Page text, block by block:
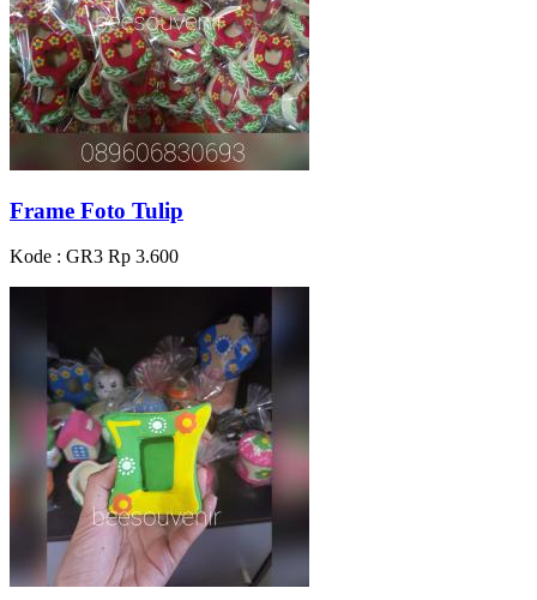
Frame Foto Tulip
Kode : GR3 Rp 3.600